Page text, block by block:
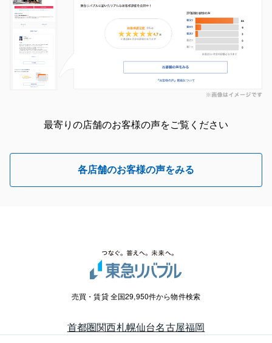
最寄りの店舗のお客様の声をご覧ください
各店舗のお客様の声をみる
売買・賃貸 全国29,950件から物件検索
首都圏関西札幌仙台名古屋福岡